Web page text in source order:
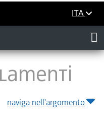
ITA
naviga nell'argomento